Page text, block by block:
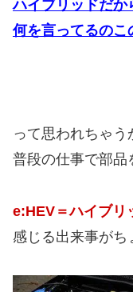
ハイブリッドだか
何を言ってるのこ
って思われちゃ
普段の仕事で部品
e:HEV＝ハイブリ
感じる出来事がち